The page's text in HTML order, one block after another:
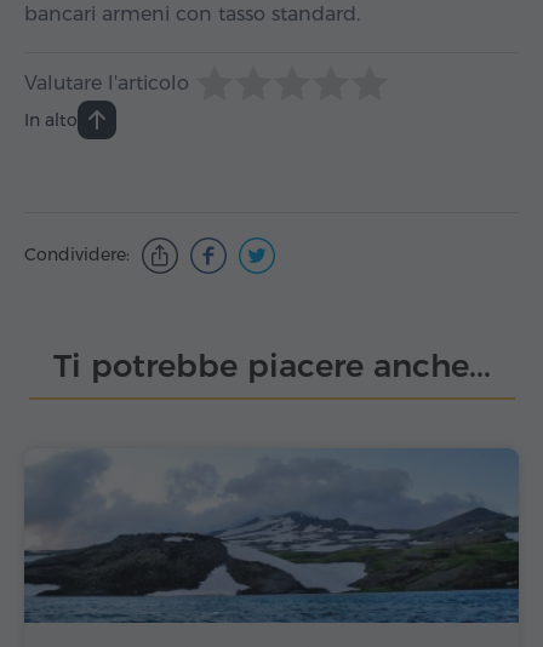
bancari armeni con tasso standard.
In alto
Valutare l'articolo
Condividere:
Ti potrebbe piacere anche...